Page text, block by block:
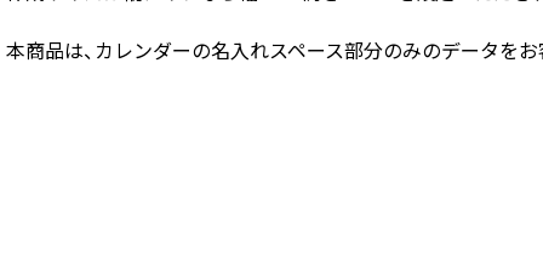
本商品は、カレンダーの名入れスペース部分のみのデータを